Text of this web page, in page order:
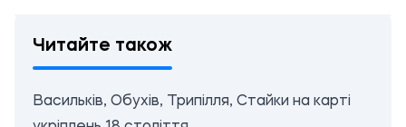
Читайте також
Васильків, Обухів, Трипілля, Стайки на карті